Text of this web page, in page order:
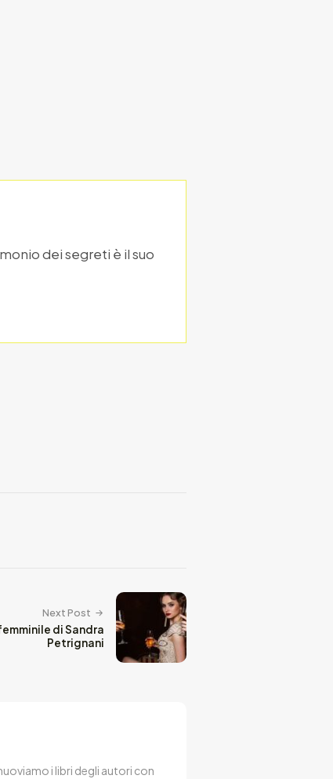
dei segreti è il suo
Next Post
di Sandra
Petrignani
i libri degli autori con